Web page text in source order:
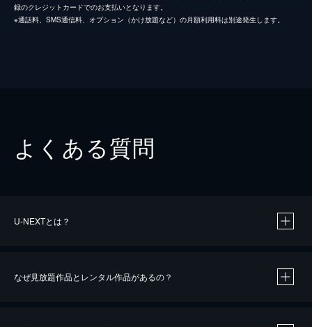
録のクレジットカードでのお支払いとなります。
※通話料、SMS通信料、オプション（かけ放題など）の月額利用料は別途発生します。
よくある質問
U-NEXTとは？
なぜ見放題作品とレンタル作品があるの？